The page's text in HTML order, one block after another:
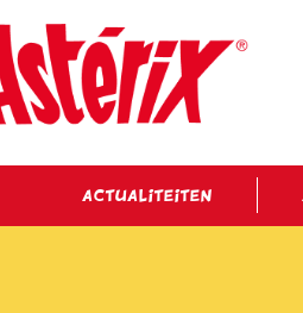
ACTUALITEITEN